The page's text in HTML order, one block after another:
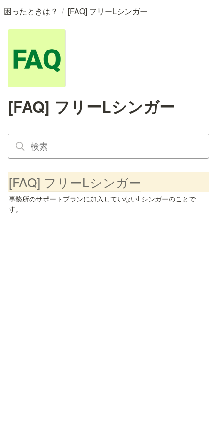
困ったときは？ / [FAQ] フリーLシンガー
[FAQ] フリーLシンガー
[FAQ] フリーLシンガー
事務所のサポートプランに加入していないLシンガーのことで
す。